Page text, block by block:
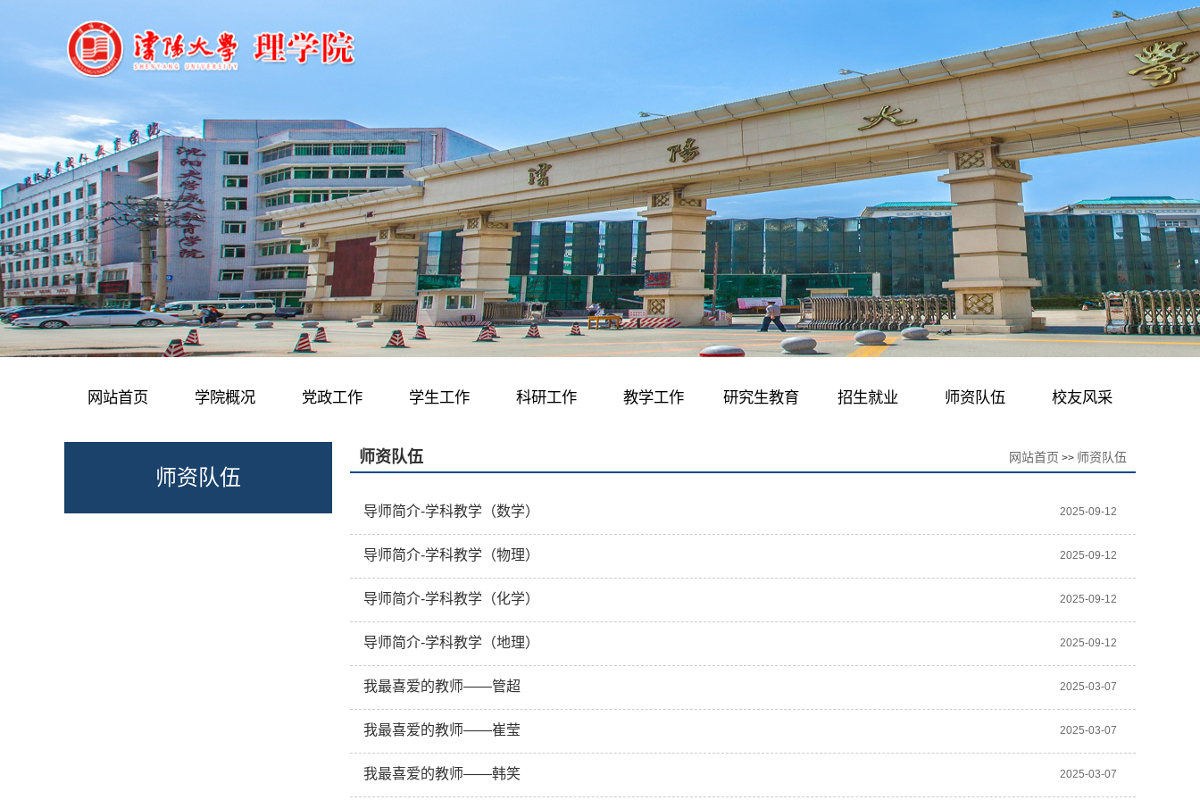
网站首页 学院概况 党政工作 学生工作 科研工作 教学工作 研究生教育 招生就业 师资队伍 校友风采
师资队伍
师资队伍 网站首页 >> 师资队伍
导师简介-学科教学（数学） 2025-09-12
导师简介-学科教学（物理） 2025-09-12
导师简介-学科教学（化学） 2025-09-12
导师简介-学科教学（地理） 2025-09-12
我最喜爱的教师——管超 2025-03-07
我最喜爱的教师——崔莹 2025-03-07
我最喜爱的教师——韩笑 2025-03-07